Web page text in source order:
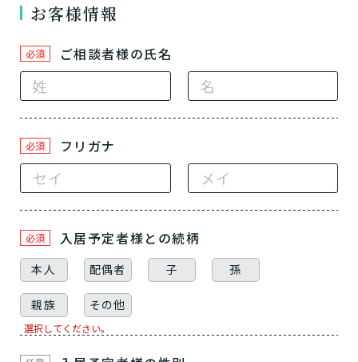
お客様情報
必須 ご相談者様の氏名
必須 フリガナ
必須 入居予定者様との続柄
本人 配偶者 子 孫
親族 その他
選択してください。
あなたに適しているのは?
介護保険サービスは20種類以上あり、それぞれ
用途やご利用目的が違います。
要介護認定を受け、要支援１～２、
要介護１～５、
いずれかの判定を受
けていますか？
ご自宅で生活しながら介護サービス
を使いたいですか？
老人ホームなどの施設に移り住みた
いですか？
現在、日常生活を送るうえで誰かの
介護などサポートが必要ですか？
介護スタッフにご自宅に来てもらい
たいですか？
介護施設へ通いたいですか？
認知症の診断を受けていますか？
または物忘れなど認知症の疑いはあ
りますか？
日帰りで使いたいですか？
一時的に宿泊したいですか？
要支援１～２・要介護１～２です
か？
要介護３～５ですか？